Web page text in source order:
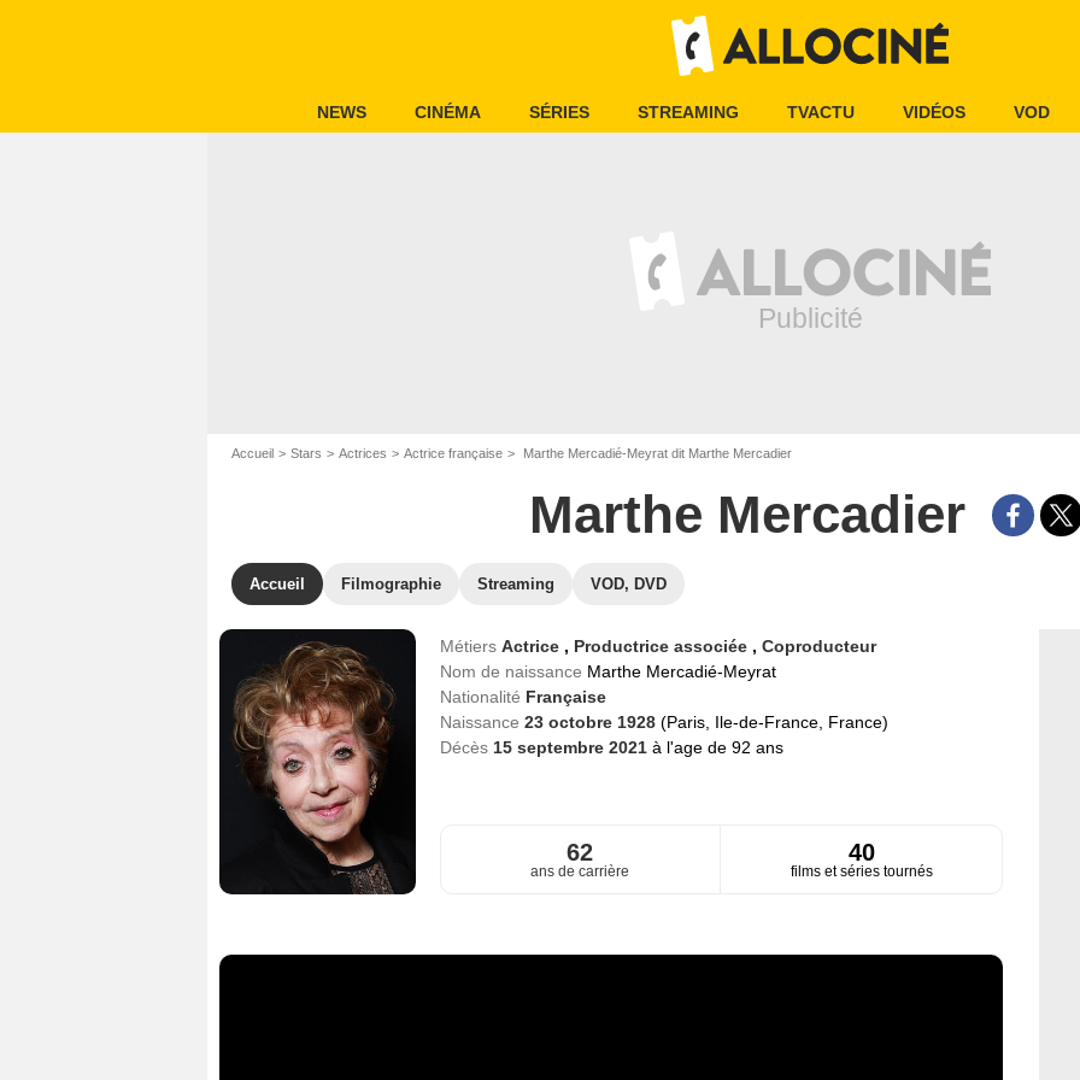
NEWS CINÉMA SÉRIES STREAMING TVACTU VIDÉOS VOD
Accueil Stars Actrices Actrice française Marthe Mercadié-Meyrat dit Marthe Mercadier
Marthe Mercadier
Accueil Filmographie Streaming VOD, DVD
Métiers Actrice , Productrice associée , Coproducteur
Nom de naissance Marthe Mercadié-Meyrat
Nationalité Française
Naissance 23 octobre 1928 (Paris, Ile-de-France, France)
Décès 15 septembre 2021 à l'age de 92 ans
62
ans de carrière
40
films et séries tournés